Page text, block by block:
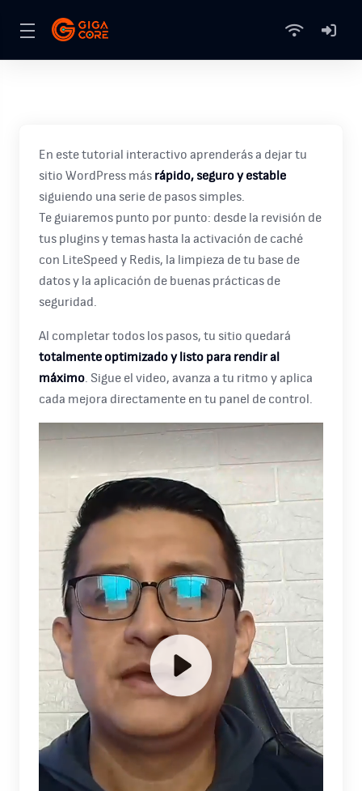
En este tutorial interactivo aprenderás a dejar tu
sitio WordPress más rápido, seguro y estable
siguiendo una serie de pasos simples.
Te guiaremos punto por punto: desde la revisión de
tus plugins y temas hasta la activación de caché
con LiteSpeed y Redis, la limpieza de tu base de
datos y la aplicación de buenas prácticas de
seguridad.
Al completar todos los pasos, tu sitio quedará
totalmente optimizado y listo para rendir al
máximo . Sigue el video, avanza a tu ritmo y aplica
cada mejora directamente en tu panel de control.